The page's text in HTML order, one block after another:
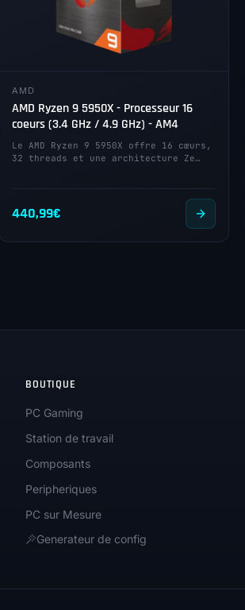
AMD
AMD Ryzen 9 5950X - Processeur 16
coeurs (3.4 GHz / 4.9 GHz) - AM4
Le AMD Ryzen 9 5950X offre 16 cœurs,
32 threads et une architecture Ze…
440,99€
BOUTIQUE
PC Gaming
Station de travail
Composants
Peripheriques
PC sur Mesure
Generateur de config